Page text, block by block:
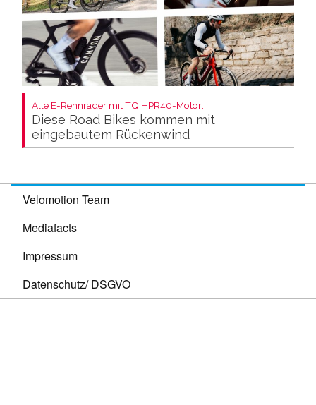
Alle E-Rennräder mit TQ HPR40-Motor:
Diese Road Bikes kommen mit
eingebautem Rückenwind
Velomotion Team
Mediafacts
Impressum
Datenschutz/ DSGVO